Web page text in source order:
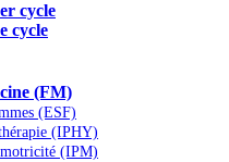
cycle
cycle
(FM)
(ESF)
(IPHY)
(IPM)